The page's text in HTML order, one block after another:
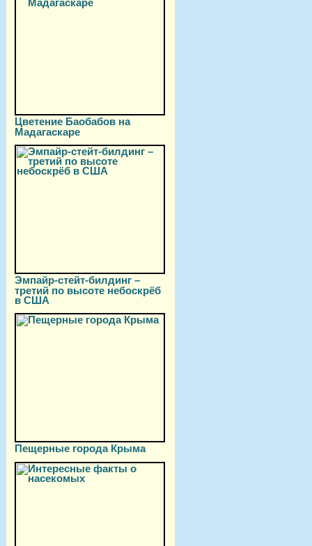
Цветение Баобабов на
Мадагаскаре
Эмпайр-стейт-билдинг –
третий по высоте небоскрёб
в США
Пещерные города Крыма